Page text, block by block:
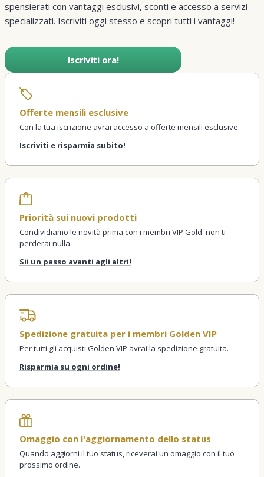
spensierati con vantaggi esclusivi, sconti e accesso a servizi
specializzati. Iscriviti oggi stesso e scopri tutti i vantaggi!
Iscriviti ora!
Offerte mensili esclusive
Con la tua iscrizione avrai accesso a offerte mensili esclusive.
Iscriviti e risparmia subito!
Priorità sui nuovi prodotti
Condividiamo le novità prima con i membri VIP Gold: non ti
perderai nulla.
Sii un passo avanti agli altri!
Spedizione gratuita per i membri Golden VIP
Per tutti gli acquisti Golden VIP avrai la spedizione gratuita.
Risparmia su ogni ordine!
Omaggio con l'aggiornamento dello status
Quando aggiorni il tuo status, riceverai un omaggio con il tuo
prossimo ordine.